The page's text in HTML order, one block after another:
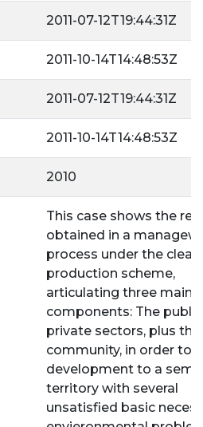
2011-07-12T19:44:31Z
2011-10-14T14:48:53Z
2011-07-12T19:44:31Z
2011-10-14T14:48:53Z
2010
This case shows the
obtained in a
process under the
production scheme,
articulating three main
components: The
private sectors, plus the
community, in order to
development to a
territory with several
unsatisfied basic